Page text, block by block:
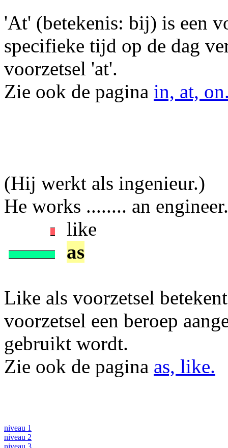
'At' (betekenis: bij) is een
specifieke tijd op de dag
voorzetsel 'at'.
Zie ook de pagina in, at,
(Hij werkt als ingenieur.)
He works ........ an engineer.
like
as
Like als voorzetsel
voorzetsel een beroep
gebruikt wordt.
Zie ook de pagina as, like.
niveau 1
niveau 2
niveau 3